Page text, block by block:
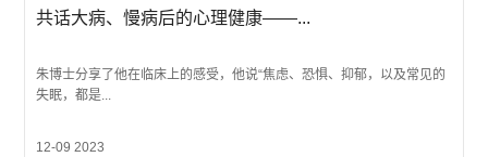
共话大病、慢病后的心理健康——...
朱博士分享了他在临床上的感受，他说“焦虑、恐惧、抑郁，以及常见的
失眠，都是...
12-09 2023